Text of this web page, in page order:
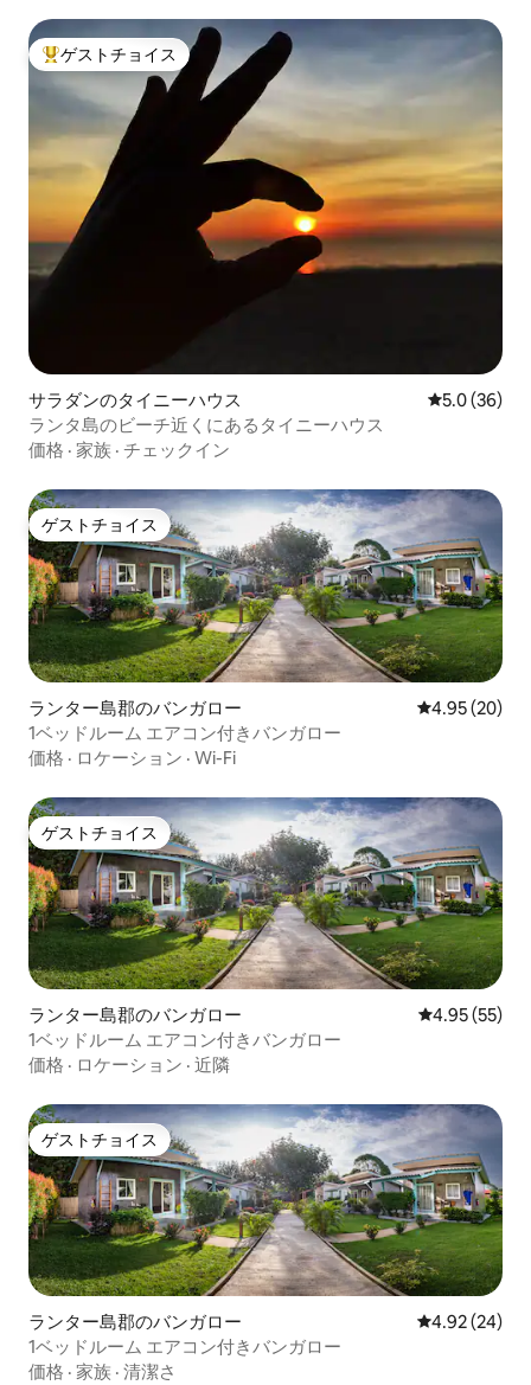
大好評のゲストチョイスです。
ゲストチョイス
サラダンのタイニーハウス レビュー36
5.0 (36)
ランタ島のビーチ近くにあるタイニーハウス
価格 · 家族 · チェックイン
ゲストチョイス
ゲストチョイス
ランター島郡のバンガロー レビュー20
4.95 (20)
1ベッドルーム エアコン付きバンガロー
価格 · ロケーション · Wi-Fi
ゲストチョイス
ゲストチョイス
ランター島郡のバンガロー レビュー55
4.95 (55)
1ベッドルーム エアコン付きバンガロー
価格 · ロケーション · 近隣
ゲストチョイス
ゲストチョイス
ランター島郡のバンガロー レビュー24
4.92 (24)
1ベッドルーム エアコン付きバンガロー
価格 · 家族 · 清潔さ